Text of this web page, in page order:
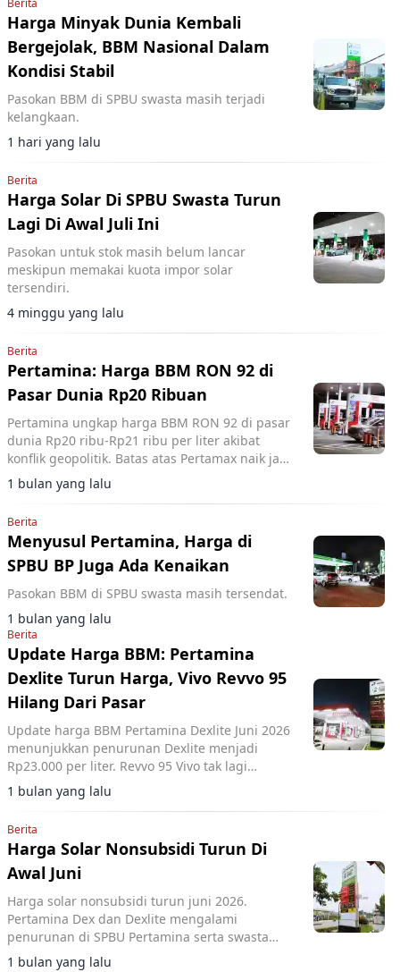
Berita
Harga Minyak Dunia Kembali
Bergejolak, BBM Nasional Dalam
Kondisi Stabil
Pasokan BBM di SPBU swasta masih terjadi
kelangkaan.
1 hari yang lalu
Berita
Harga Solar Di SPBU Swasta Turun
Lagi Di Awal Juli Ini
Pasokan untuk stok masih belum lancar
meskipun memakai kuota impor solar
tersendiri.
4 minggu yang lalu
Berita
Pertamina: Harga BBM RON 92 di
Pasar Dunia Rp20 Ribuan
Pertamina ungkap harga BBM RON 92 di pasar
dunia Rp20 ribu-Rp21 ribu per liter akibat
konflik geopolitik. Batas atas Pertamax naik jadi
Rp20.942 per liter pada Juni 2026.
1 bulan yang lalu
Berita
Menyusul Pertamina, Harga di
SPBU BP Juga Ada Kenaikan
Pasokan BBM di SPBU swasta masih tersendat.
1 bulan yang lalu
Berita
Update Harga BBM: Pertamina
Dexlite Turun Harga, Vivo Revvo 95
Hilang Dari Pasar
Update harga BBM Pertamina Dexlite Juni 2026
menunjukkan penurunan Dexlite menjadi
Rp23.000 per liter. Revvo 95 Vivo tak lagi
tersedia, sementara harga BBM lain tidak
berubah.
1 bulan yang lalu
Berita
Harga Solar Nonsubsidi Turun Di
Awal Juni
Harga solar nonsubsidi turun juni 2026.
Pertamina Dex dan Dexlite mengalami
penurunan di SPBU Pertamina serta swasta
seperti BP dan Shell per 1 Juni.
1 bulan yang lalu